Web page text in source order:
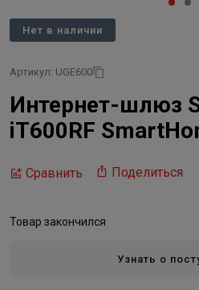
Нет в наличии
Артикул: UGE600
Интернет-шлюз
iT600RF
Сравнить Поделиться
Товар закончился
Узнать о